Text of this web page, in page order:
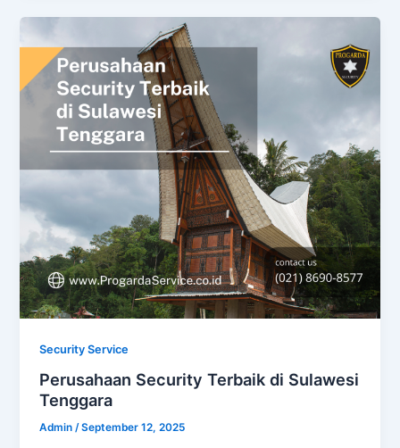
Security Service
Perusahaan Security Terbaik di Sulawesi
Tenggara
Admin/September 12, 2025